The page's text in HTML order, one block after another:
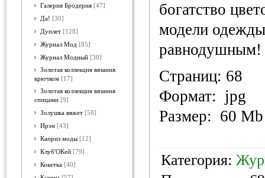
Галерия Бродерия [47]
Да! [30]
Дуплет [128]
Журнал Мод [85]
Журнал Модный [30]
Золотая коллекция вязания
крючком [17]
Золотая коллекция вязания
спицами [9]
Золушка вяжет [58]
Ирэн [43]
Каприз моды [12]
Клуб'ОКей [79]
Кокетка [40]
богатство
модели
равнодушным!
Страниц: 68
Формат: jpg
Размер: 60 Mb
Категория: